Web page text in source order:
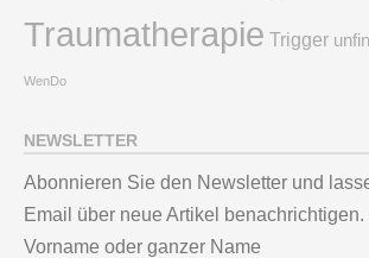
Traumatherapie Trigger
WenDo
NEWSLETTER
Abonnieren Sie den Newsletter und
Email über neue Artikel benachrichtigen.
Vorname oder ganzer Name